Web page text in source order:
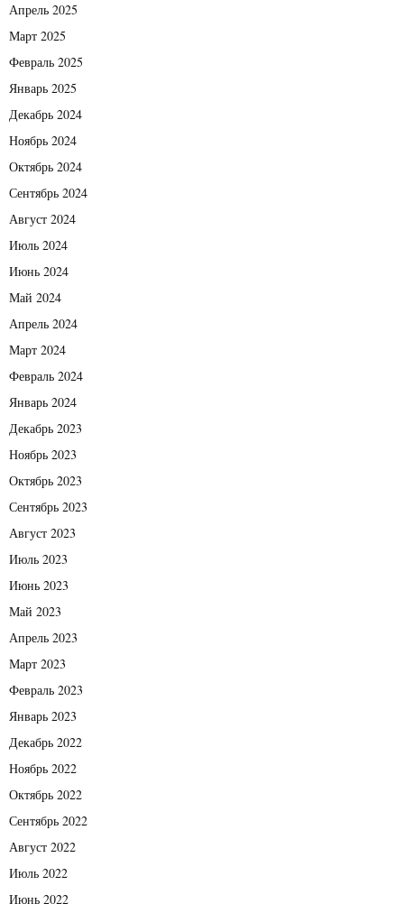
Апрель 2025
Март 2025
Февраль 2025
Январь 2025
Декабрь 2024
Ноябрь 2024
Октябрь 2024
Сентябрь 2024
Август 2024
Июль 2024
Июнь 2024
Май 2024
Апрель 2024
Март 2024
Февраль 2024
Январь 2024
Декабрь 2023
Ноябрь 2023
Октябрь 2023
Сентябрь 2023
Август 2023
Июль 2023
Июнь 2023
Май 2023
Апрель 2023
Март 2023
Февраль 2023
Январь 2023
Декабрь 2022
Ноябрь 2022
Октябрь 2022
Сентябрь 2022
Август 2022
Июль 2022
Июнь 2022